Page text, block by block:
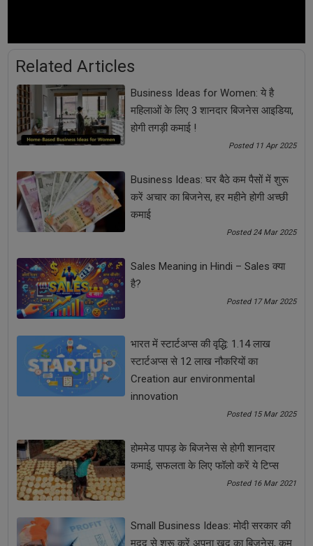
पापड़ और अचार के बिज़नेस पर काम करने का एक अन्य तरीका भी है.
अगर आपके पास फंड कम है तो आप अपने घर से भी इस बिज़नेस की
शुरुआत कर सकते हैं, बशर्ते आप स्वादिष्ट अचार और उत्तम किस्म के
पापड़ बनाने की विधि जानते हों. या फिर किसी दूसरे लोगों से पापड़ और
अचार बनवाकर अपने व्यापार में इसे शामिल कर भी आप इस व्यापार में
तरक्की पा सकते हैं.
पापड़ और अचार से जुड़े सभी जरूरी तथ्य हम आपको इस आर्टिकल में
बता चुके हैं. आप इस बिज़नेस को कम इनवेस्टमेंट के साथ शुरू कर
अच्छा प्रोफिट कमा सकते हैं
बिज़नेस की शुरूआत कैसे की जाए और सही तरह से कैसे बिज़नेस को
चलाया जाए इन सभी बातों को आप Everything About
Entrepreneurship कोर्स के जरिए जान सकते हैं
अगर आप बिज़नेस से जुड़ी और भी ज्यादा जानकारी पाना चाहते हैं तो नीचे दिए
गए लिंक पर क्लिक करेंhttps://www.badabusiness.com/?
ref_code=ArticlesLeads
और साइट पर Visit करें।
"profit margin in papad business papad making
papad making machine
papad making process at home
Related Articles
Business Ideas for Women: ये है
महिलाओं के लिए 3 शानदार बिजनेस आइडिया,
होगी तगड़ी कमाई !
Posted 11 Apr 2025
Business Ideas: घर बैठे कम पैसों में शुरू
करें अचार का बिजनेस, हर महीने होगी अच्छी
कमाई
Posted 24 Mar 2025
Sales Meaning in Hindi – Sales क्या
है?
Posted 17 Mar 2025
भारत में स्टार्टअप्स की वृद्धि: 1.14 लाख
स्टार्टअप्स से 12 लाख नौकरियों का
Creation aur environmental
innovation
Posted 15 Mar 2025
होममेड पापड़ के बिजनेस से होगी शानदार
कमाई, सफलता के लिए फॉलो करें ये टिप्स
Posted 16 Mar 2021
Small Business Ideas: मोदी सरकार की
मदद से शुरू करें अपना खुद का बिजनेस, कम